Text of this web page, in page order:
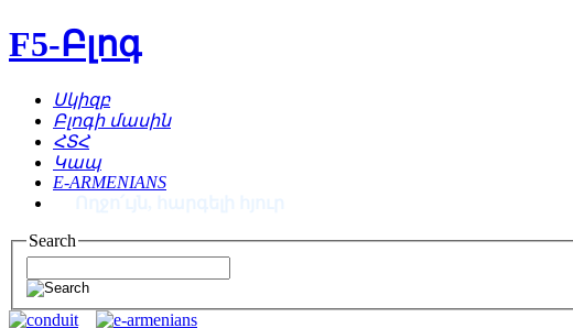
F5-Բլոգ
Սկիզբ
Բլոգի մասին
ՀՏՀ
Կապ
E-ARMENIANS
Search